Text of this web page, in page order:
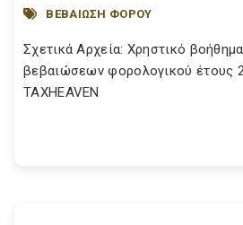
ΒΕΒΑΙΩΣΗ ΦΟΡΟΥ
Σχετικά Αρχεία: Χρηστικό
βεβαιώσεων φορολογικού έτους
TAXHEAVEN